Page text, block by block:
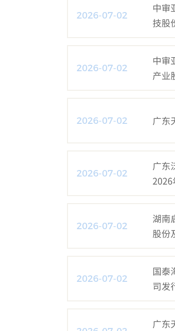
2026-07-02
中审
技股
2026-07-02
中审
产业
2026-07-02 广东
2026-07-02
广东
2026-07-02
湖南
股份
2026-07-02
国泰
司发
广东